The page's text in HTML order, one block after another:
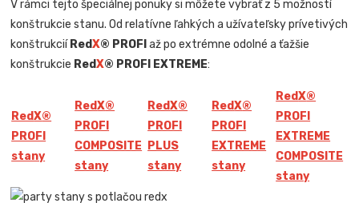
V rámci tejto špeciálnej ponuky si môžete vybrať z 5 možností
konštrukcie stanu. Od relatívne ľahkých a užívateľsky prívetivých
konštrukcií RedX® PROFI až po extrémne odolné a ťažšie
konštrukcie RedX® PROFI EXTREME:
RedX®
PROFI
stany
RedX®
PROFI
COMPOSITE
stany
RedX®
PROFI
PLUS
stany
RedX®
PROFI
EXTREME
stany
RedX®
PROFI
EXTREME
COMPOSITE
stany